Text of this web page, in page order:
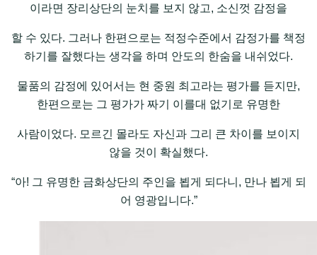
이라면 장리상단의 눈치를 보지 않고, 소신껏 감정을
할 수 있다. 그러나 한편으로는 적정수준에서 감정가를 책정
하기를 잘했다는 생각을 하며 안도의 한숨을 내쉬었다.
물품의 감정에 있어서는 현 중원 최고라는 평가를 듣지만,
한편으로는 그 평가가 짜기 이를대 없기로 유명한
사람이었다. 모르긴 몰라도 자신과 그리 큰 차이를 보이지
않을 것이 확실했다.
“아! 그 유명한 금화상단의 주인을 뵙게 되다니, 만나 뵙게 되
어 영광입니다.”